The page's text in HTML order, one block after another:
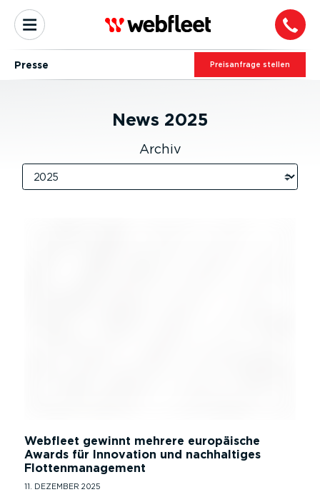
Presse Preis­an­frage stellen
News 2025
Archiv
Webfleet gewinnt mehrere europäische
Awards für Innovation und nachhaltiges
Flottenmanagement
11. DEZEMBER 2025